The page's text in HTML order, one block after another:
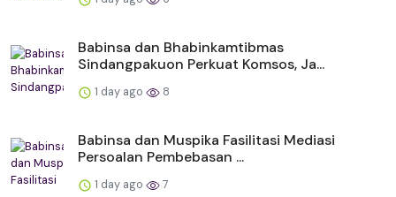
Babinsa dan Bhabinkamtibmas
Sindangpakuon Perkuat Komsos, Ja...
1 day ago 8
Babinsa dan Muspika Fasilitasi Mediasi
Persoalan Pembebasan ...
1 day ago 7